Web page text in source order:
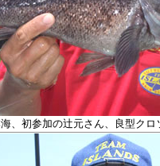
海、初参加の辻元さん、良型クロ